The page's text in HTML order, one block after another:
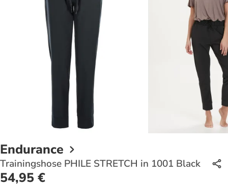
Endurance
Trainingshose PHILE STRETCH in 1001 Black
54,95 €